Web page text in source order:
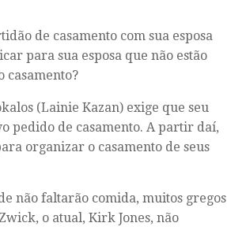
de casamento com sua esposa
para sua esposa que não estão
casamento?
(Lainie Kazan) exige que seu
pedido de casamento. A partir daí,
organizar o casamento de seus
não faltarão comida, muitos gregos
o atual, Kirk Jones, não